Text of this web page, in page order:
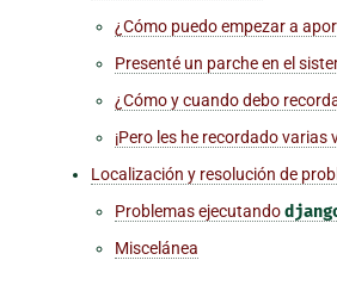
¿Cómo puedo empezar a
Presenté un parche en el
¿Cómo y cuando debo
¡Pero les he recordado
Localización y resolución de
Problemas ejecutando
Miscelánea